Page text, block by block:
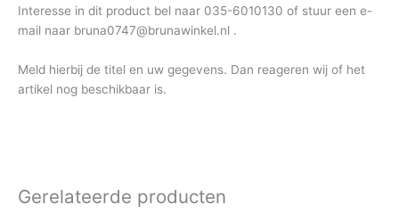
Interesse in dit product bel naar 035-6010130 of stuur een e-
mail naar bruna0747@brunawinkel.nl .
Meld hierbij de titel en uw gegevens. Dan reageren wij of het
artikel nog beschikbaar is.
Gerelateerde producten